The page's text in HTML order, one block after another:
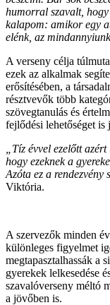
humorral szavalt,
kalapom: amikor egy
elénk, az
A verseny célja
ezek az alkalmak
erősítésében, a
résztvevők több
szövegtanulás és
fejlődési lehetőséget is
„Tíz évvel ezelőtt
hogy ezeknek a
Azóta ez a rendezvény
Viktória.
A szervezők minden
különleges figyelmet
megtapasztalhassák a
gyerekek lelkesedése
szavalóverseny méltó
a jövőben is.